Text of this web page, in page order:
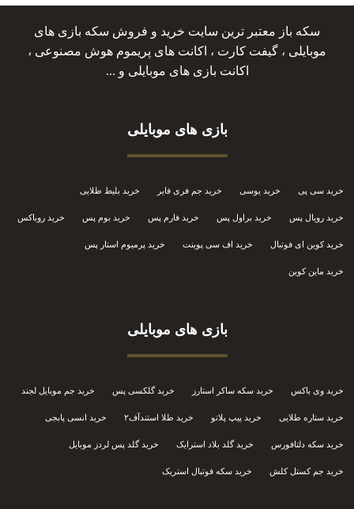
سکه باز معتبر ترین سایت خرید و فروش سکه بازی های
موبایلی ، گیفت کارت ، اکانت های پریموم هوش مصنوعی ،
اکانت بازی های موبایلی و ...
بازی های موبایلی
خرید سی پی خرید یوسی خرید جم فری فایر خرید بلیط طلایی
خرید رویال پس خرید براول پس خرید فارم پس خرید بوم پس خرید روباکس
خرید کوین ای فوتبال خرید اف سی پوینت خرید پرمیوم استار پس
خرید ماین کوین
بازی های موبایلی
خرید وی باکس خرید سکه ساکر استارز خرید گلکسی پس خرید جم موبایل لجند
خرید ستاره طلایی خرید پیپ پلاتو خرید طلا استندآف۲ خرید انسی پابجی
خرید سکه دلتافورس خرید گلد بلاد استرایک خرید گلد پس لردز موبایل
خرید جم کستل کلش خرید سکه فوتبال استریک